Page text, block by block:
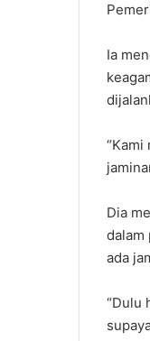
Ia
Dia
dalam
ada
“Dulu